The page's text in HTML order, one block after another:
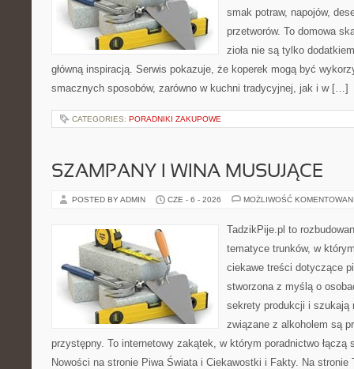
smak potraw, napojów,
przetworów. To domowa
zioła nie są tylko
główną inspiracją. Serwis pokazuje, że koperek mogą być
smacznych sposobów, zarówno w kuchni tradycyjnej, jak i w […]
CATEGORIES: PORADNIKI ZAKUPOWE
SZAMPANY I WINA MUSUJĄCE
POSTED BY ADMIN CZE - 6 - 2026 MOŻLIWOŚĆ
TadzikPije.pl to
tematyce trunków, w
ciekawe treści dotyczące
stworzona z myślą o
sekrety produkcji i szukają
związane z alkoholem są
przystępny. To internetowy zakątek, w którym poradnictwo łączą
Nowości na stronie Piwa Świata i Ciekawostki i Fakty. Na